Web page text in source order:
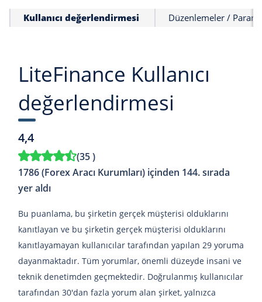
Kullanıcı değerlendirmesi Düzenlemeler /
LiteFinance Kullanıcı
değerlendirmesi
4,4
(35)
1786 (Forex Aracı Kurumları) içinden 144. sırada
yer aldı
Bu puanlama, bu şirketin gerçek müşterisi olduklarını
kanıtlayan ve bu şirketin gerçek müşterisi olduklarını
kanıtlayamayan kullanıcılar tarafından yapılan 29 yoruma
dayanmaktadır. Tüm yorumlar, önemli düzeyde insani ve
teknik denetimden geçmektedir. Doğrulanmış kullanıcılar
tarafından 30'dan fazla yorum alan şirket, yalnızca